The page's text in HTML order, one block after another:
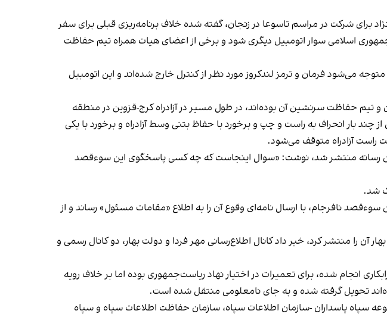
شرکت در مراسم تاسوعا در زنجان، گفته شده خلاف برنامه‌ر‌یزی قبلی برای سفر
اسلامی سوار اتومبیل دیگری شود و برخی از اعضای هیات همراه تیم حفاظت
می‌شود فرمان و ترمز لندکروز مورد نظر از کنترل خارج شده‌اند و این اتومبیل
و تیم حفاظت سرنشین آن بوده‌اند، در طول مسیر در آزادراه کرج-قزوین در منطقه
بار انحراف به راست و چپ و برخورد با حفاظ بتنی وسط آزادراه و برخورد با یکی
راست آزادراه متوقف می‌شود.
رسانه منتشر شد، نوشت: «سوال اینجاست که چه کسی پاسخگوی این سوءقصد
شد.
دفتر احمدی‌نژاد در ۳۰ تیر ماه، پنج روز پس از این سوءقصد نافرجام، با ارسال نامه‌ای وقوع آن را به اطلاع «مقامات مسئول» رساند و از
منتشر کرد، خبر داد کانال اطلاع‌رسانی مهر فردا و دولت بهار، دو کانال رسمی و
انجام شده، برای تعمیرات در اختیار نهاد ریاست‌جمهوری بوده اما بر خلاف رویه
تحویل گرفته شده و به جای نامعلومی منتقل شده است.
سپاه پاسداران -سازمان اطلاعات سپاه، سازمان حفاظت اطلاعات سپاه و سپاه